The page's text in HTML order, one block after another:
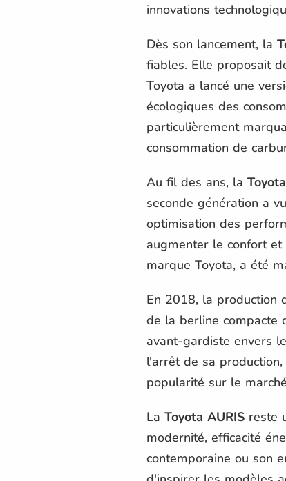
innovations
Dès son lancement, la
fiables. Elle proposait
Toyota a lancé une
écologiques des
particulièrement
consommation de
Au fil des ans, la
seconde génération a
optimisation des
augmenter le confort
marque Toyota, a été
En 2018, la production
de la berline compacte
avant-gardiste envers
l'arrêt de sa
popularité sur le
La Toyota AURIS reste
modernité, efficacité
contemporaine ou son